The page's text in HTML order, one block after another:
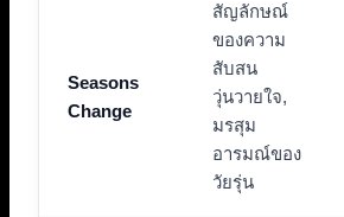
Seasons
Change
สัญลักษณ์
ของความ
สับสน
วุ่นวายใจ,
มรสุม
อารมณ์ของ
วัยรุ่น